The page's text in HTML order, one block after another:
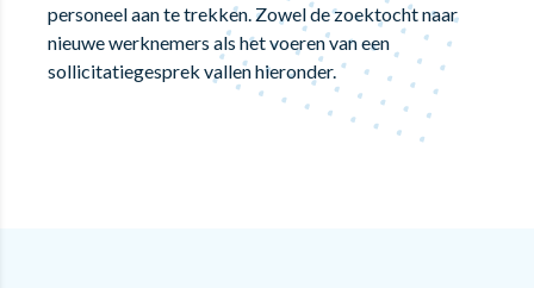
personeel aan te trekken. Zowel de zoektocht naar
nieuwe werknemers als het voeren van een
sollicitatiegesprek vallen hieronder.